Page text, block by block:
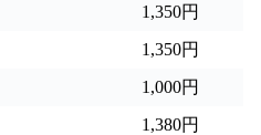
1,350円
1,350円
1,000円
1,380円